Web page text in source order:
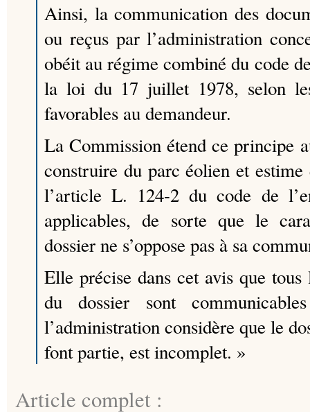
Ainsi, la communication des
ou reçus par l’administration
obéit au régime combiné du code
la loi du 17 juillet 1978, selon
favorables au demandeur.
La Commission étend ce principe
construire du parc éolien et estime
l’article L. 124-2 du code de
applicables, de sorte que le
dossier ne s’oppose pas à sa
Elle précise dans cet avis que tous
du dossier sont
l’administration considère que le
font partie, est incomplet. »
Article complet :